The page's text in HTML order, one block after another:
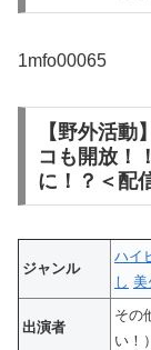
1mfo00065
【野外活
コも開放！
に！？＜配
ジャンル
ハイ
し 美
出演者
その
い！）